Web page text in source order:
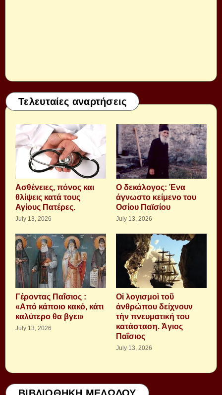
Τελευταίες αναρτήσεις
Aσθένειες, πόνος και
θλίψεις κατά τους
Αγίους Πατέρες.
July 13, 2026
Ο δεκάλογος: Ένα
άγνωστο κείμενο του
Οσίου Παϊσίου
July 13, 2026
Γέροντας Παΐσιος :
«Από κάποιο κακό, κάτι
καλύτερο θα βγει»
July 13, 2026
Οἱ λογισμοὶ τοῦ
ἀνθρώπου δείχνουν
τὴν πνευματική του
κατάσταση. Ἁγιος
Παΐσιος
July 13, 2026